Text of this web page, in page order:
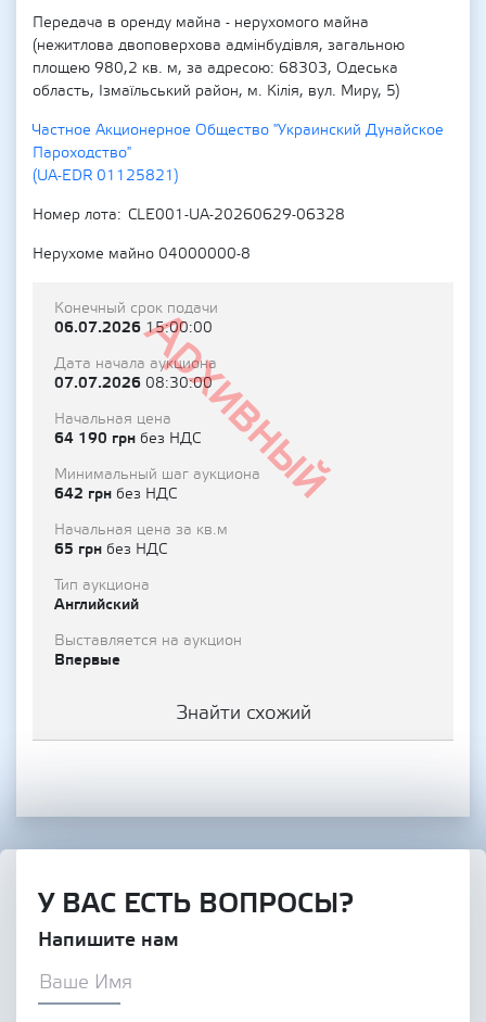
Передача в оренду майна - нерухомого майна
(нежитлова двоповерхова адмінбудівля, загальною
площею 980,2 кв. м, за адресою: 68303, Одеська
область, Ізмаїльський район, м. Кілія, вул. Миру, 5)
Частное Акционерное Общество "Украинский Дунайское
Пароходство"
(UA-EDR 01125821)
Номер лота
CLE001-UA-20260629-06328
Нерухоме майно 04000000-8
Архивный
Конечный срок подачи
06.07.202615:00:00
Дата начала аукциона
07.07.2026 08:30:00
Начальная цена
64 190 грн без НДС
Минимальный шаг аукциона
642 грн без НДС
Начальная цена за кв.м
65 грн без НДС
Тип аукциона
Английский
Выставляется на аукцион
Впервые
Знайти схожий
У ВАС ЕСТЬ ВОПРОСЫ?
Напишите нам